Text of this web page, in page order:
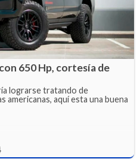
650 Hp, cortesía de
lograrse tratando de
americanas, aquí esta una buena